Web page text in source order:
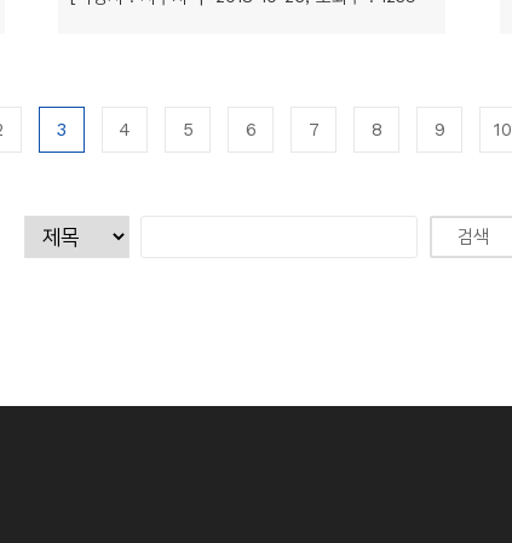
3 4 5 6 7 8 9 10